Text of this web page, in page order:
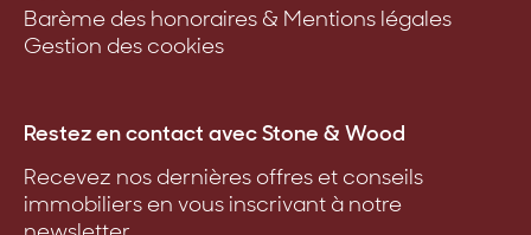
Barème des honoraires & Mentions légales
Gestion des cookies
Restez en contact avec Stone & Wood
Recevez nos dernières offres et conseils
immobiliers en vous inscrivant à notre